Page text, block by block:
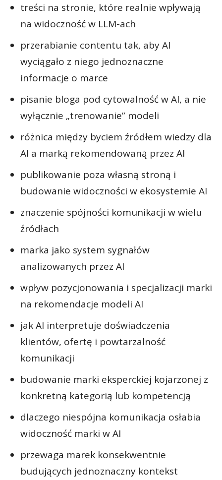
treści na stronie, które realnie wpływają
na widoczność w LLM-ach
przerabianie contentu tak, aby AI
wyciągało z niego jednoznaczne
informacje o marce
pisanie bloga pod cytowalność w AI, a nie
wyłącznie „trenowanie” modeli
różnica między byciem źródłem wiedzy dla
AI a marką rekomendowaną przez AI
publikowanie poza własną stroną i
budowanie widoczności w ekosystemie AI
znaczenie spójności komunikacji w wielu
źródłach
marka jako system sygnałów
analizowanych przez AI
wpływ pozycjonowania i specjalizacji marki
na rekomendacje modeli AI
jak AI interpretuje doświadczenia
klientów, ofertę i powtarzalność
komunikacji
budowanie marki eksperckiej kojarzonej z
konkretną kategorią lub kompetencją
dlaczego niespójna komunikacja osłabia
widoczność marki w AI
przewaga marek konsekwentnie
budujących jednoznaczny kontekst